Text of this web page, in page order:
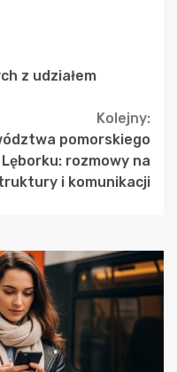
z udziałem
Kolejny:
pomorskiego
rozmowy na
i komunikacji